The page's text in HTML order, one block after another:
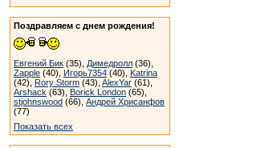
Поздравляем с днем рождения!
Евгений Бик (35), Димедролл (36),
Zapple (40), Игорь7354 (40), Katrina
(42), Rory Storm (43), AlexYar (61),
Arshack (63), Borick London (65),
stjohnswood (66), Андрей Хрисанфов
(77)
Показать всех